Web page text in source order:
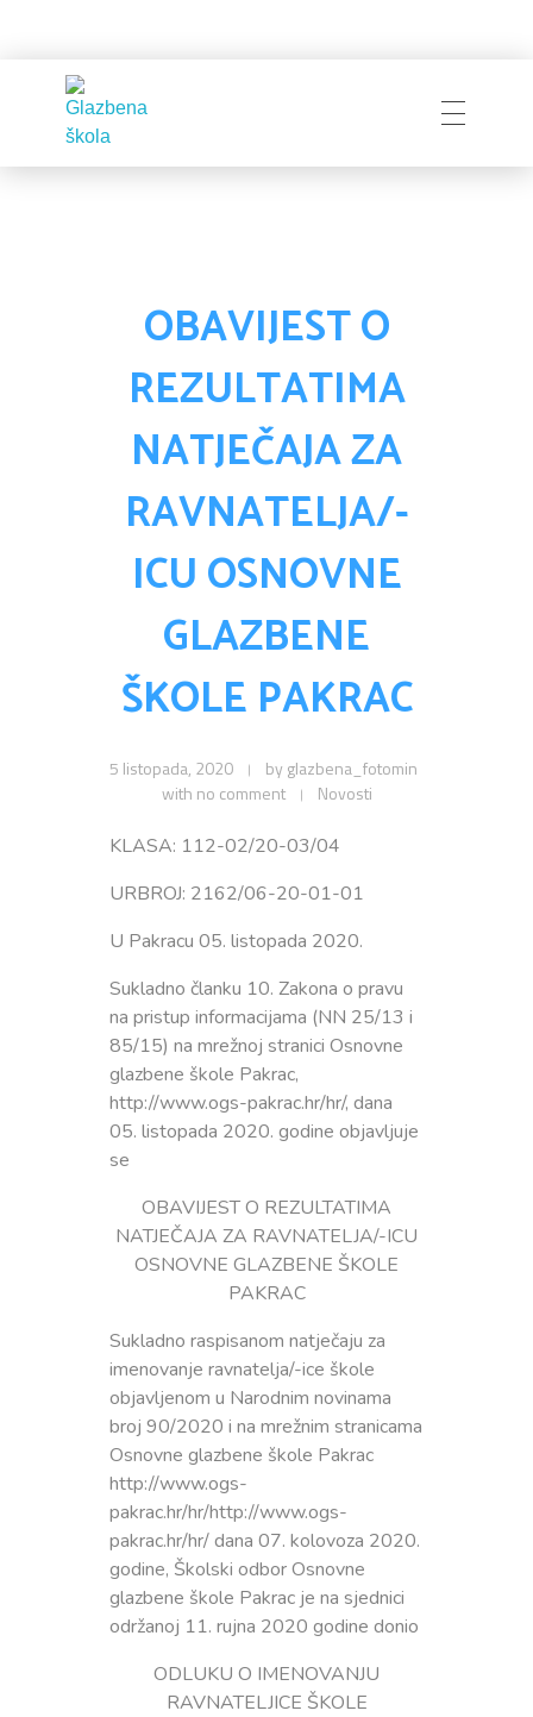
OBAVIJEST O
REZULTATIMA
NATJEČAJA ZA
RAVNATELJA/-
ICU OSNOVNE
GLAZBENE
ŠKOLE PAKRAC
5 listopada, 2020 by glazbena_fotomin
with no comment Novosti
KLASA: 112-02/20-03/04
URBROJ: 2162/06-20-01-01
U Pakracu 05. listopada 2020.
Sukladno članku 10. Zakona o pravu
na pristup informacijama (NN 25/13 i
85/15) na mrežnoj stranici Osnovne
glazbene škole Pakrac,
http://www.ogs-pakrac.hr/hr/, dana
05. listopada 2020. godine objavljuje
se
OBAVIJEST O REZULTATIMA
NATJEČAJA ZA RAVNATELJA/-ICU
OSNOVNE GLAZBENE ŠKOLE
PAKRAC
Sukladno raspisanom natječaju za
imenovanje ravnatelja/-ice škole
objavljenom u Narodnim novinama
broj 90/2020 i na mrežnim stranicama
Osnovne glazbene škole Pakrac
http://www.ogs-
pakrac.hr/hr/http://www.ogs-
pakrac.hr/hr/ dana 07. kolovoza 2020.
godine, Školski odbor Osnovne
glazbene škole Pakrac je na sjednici
održanoj 11. rujna 2020 godine donio
ODLUKU O IMENOVANJU
RAVNATELJICE ŠKOLE